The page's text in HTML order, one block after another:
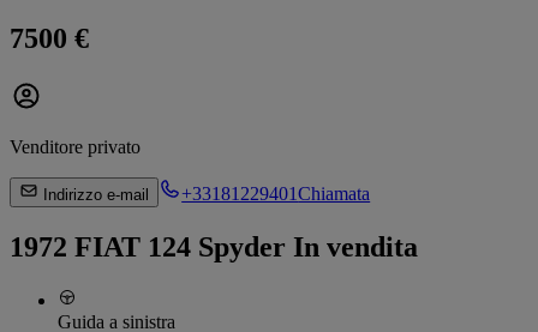
7500 €
Venditore privato
Indirizzo e-mail +33181229401Chiamata
1972 FIAT 124 Spyder In vendita
Guida a sinistra